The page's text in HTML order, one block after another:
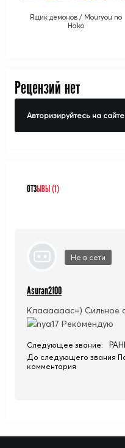
Ящик демонов / Mouryou no
Hako
Рецензий нет
Авторизируйтесь на
ОТЗЫВЫ (1)
Не в сети
Asuran2100
Клаааааас=) Сильное
Рекомендую
Следующее звание:
До следующего звания
комментария